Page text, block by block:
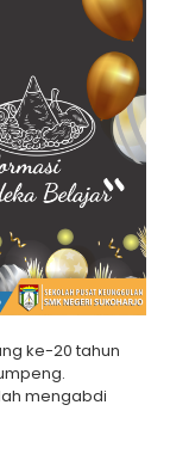
ke-20 tahun
mengabdi